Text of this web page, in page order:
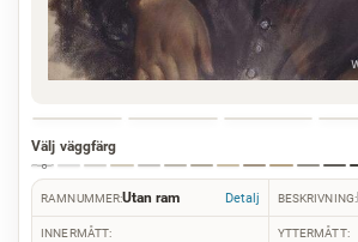
Välj väggfärg
RAMNUMMER:Utan ram Detalj BESKRIVNING:
INNERMÅTT: YTTERMÅTT: